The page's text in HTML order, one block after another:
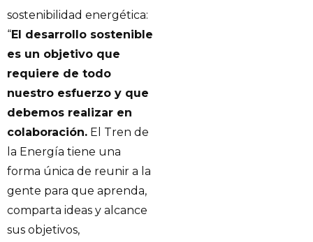
sostenibilidad energética:
“El desarrollo sostenible
es un objetivo que
requiere de todo
nuestro esfuerzo y que
debemos realizar en
colaboración. El Tren de
la Energía tiene una
forma única de reunir a la
gente para que aprenda,
comparta ideas y alcance
sus objetivos,